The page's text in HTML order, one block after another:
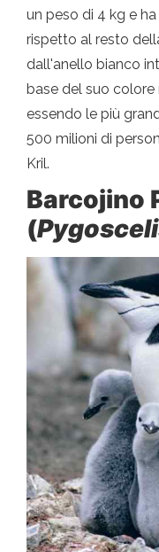
un peso di 4 kg e
rispetto al resto
dall'anello bianco
base del suo
essendo le più
500 milioni di
Kril.
Barcojino
(